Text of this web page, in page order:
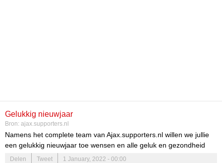
Gelukkig nieuwjaar
Bron: ajax.supporters.nl
Namens het complete team van Ajax.supporters.nl willen we jullie
een gelukkig nieuwjaar toe wensen en alle geluk en gezondheid
voor 2022. Op naar een jaar vol met sportieve hoogtepunten!...
Delen Tweet 1 January, 2022 - 00:00